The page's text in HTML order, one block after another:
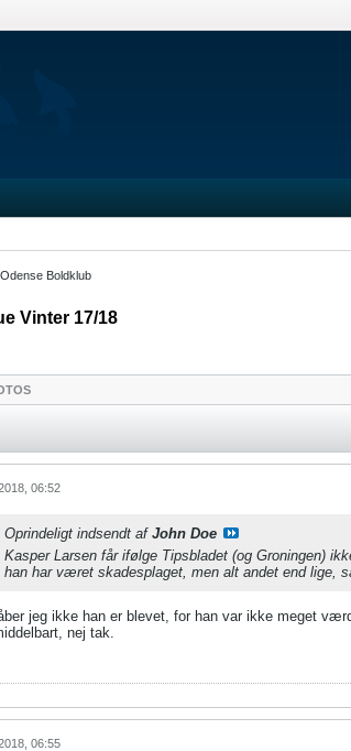
Odense Boldklub
Vinter 17/18
06:52
Oprindeligt indsendt af John Doe
Kasper Larsen får ifølge Tipsbladet (og Groningen)
han har været skadesplaget, men alt andet end lige,
jeg ikke han er blevet, for han var ikke meget
nej tak.
06:55